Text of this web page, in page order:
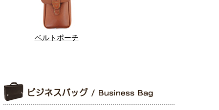
ベルトポーチ